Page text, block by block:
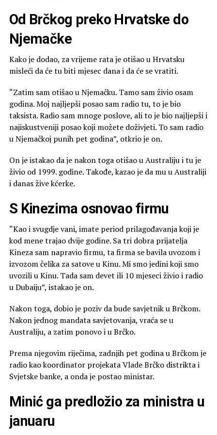
Od Brčkog preko Hrvatske do
Njemačke
Kako je dodao, za vrijeme rata je otišao u Hrvatsku
misleći da će tu biti mjesec dana i da će se vratiti.
“Zatim sam otišao u Njemačku. Tamo sam živio osam
godina. Moj najljepši posao sam radio tu, to je bio
taksista. Radio sam mnoge poslove, ali to je bio najljepši i
najiskustveniji posao koji možete doživjeti. To sam radio
u Njemačkoj punih pet godina”, otkrio je on.
On je istakao da je nakon toga otišao u Australiju i tu je
živio od 1999. godine. Takođe, kazao je da mu u Australiji
i danas žive kćerke.
S Kinezima osnovao firmu
“Kao i svugdje vani, imate period prilagođavanja koji je
kod mene trajao dvije godine. Sa tri dobra prijatelja
Kineza sam napravio firmu, ta firma se bavila uvozom i
izvozom čelika za satove u Kinu. Mi smo jedini koji smo
uvozili u Kinu. Tada sam devet ili 10 mjeseci živio i radio
u Dubaiju”, istakao je on.
Nakon toga, dobio je poziv da bude savjetnik u Brčkom.
Nakon jednog mandata savjetovanja, vraća se u
Australiju, a zatim ponovo i u Brčko.
Prema njegovim riječima, zadnjih pet godina u Brčkom je
radio kao koordinator projekata Vlade Brčko distrikta i
Svjetske banke, a onda je postao ministar.
Minić ga predložio za ministra u
januaru